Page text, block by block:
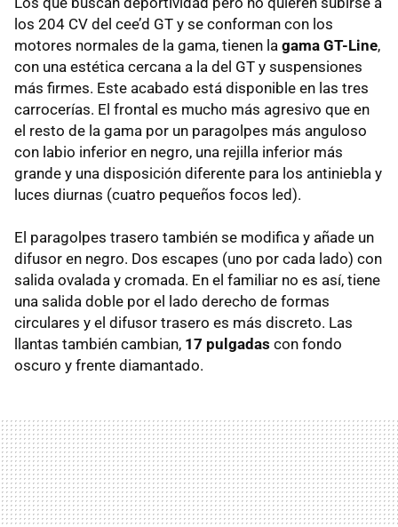
los 204 CV del cee’d GT y se conforman con los
motores normales de la gama, tienen la gama GT-Line,
con una estética cercana a la del GT y suspensiones
más firmes. Este acabado está disponible en las tres
carrocerías. El frontal es mucho más agresivo que en
el resto de la gama por un paragolpes más anguloso
con labio inferior en negro, una rejilla inferior más
grande y una disposición diferente para los antiniebla y
luces diurnas (cuatro pequeños focos led).
El paragolpes trasero también se modifica y añade un
difusor en negro. Dos escapes (uno por cada lado) con
salida ovalada y cromada. En el familiar no es así, tiene
una salida doble por el lado derecho de formas
circulares y el difusor trasero es más discreto. Las
llantas también cambian, 17 pulgadas con fondo
oscuro y frente diamantado.